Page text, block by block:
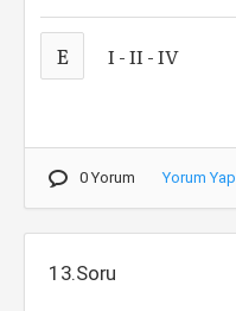
E I - II - IV
0 Yorum Yorum Yap
13.Soru